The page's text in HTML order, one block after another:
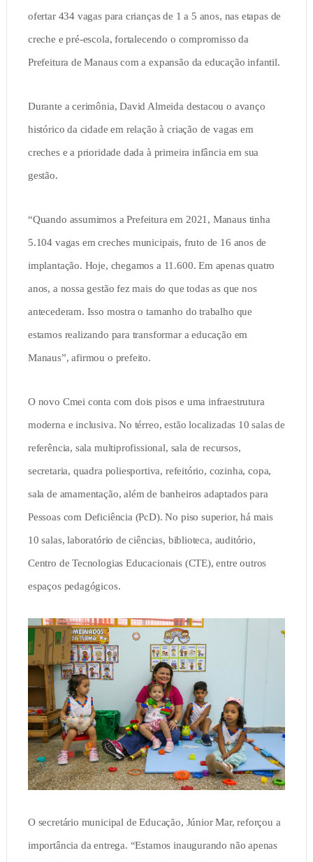
ofertar 434 vagas para crianças de 1 a 5 anos, nas etapas de
creche e pré-escola, fortalecendo o compromisso da
Prefeitura de Manaus com a expansão da educação infantil.
Durante a cerimônia, David Almeida destacou o avanço
histórico da cidade em relação à criação de vagas em
creches e a prioridade dada à primeira infância em sua
gestão.
“Quando assumimos a Prefeitura em 2021, Manaus tinha
5.104 vagas em creches municipais, fruto de 16 anos de
implantação. Hoje, chegamos a 11.600. Em apenas quatro
anos, a nossa gestão fez mais do que todas as que nos
antecederam. Isso mostra o tamanho do trabalho que
estamos realizando para transformar a educação em
Manaus”, afirmou o prefeito.
O novo Cmei conta com dois pisos e uma infraestrutura
moderna e inclusiva. No térreo, estão localizadas 10 salas de
referência, sala multiprofissional, sala de recursos,
secretaria, quadra poliesportiva, refeitório, cozinha, copa,
sala de amamentação, além de banheiros adaptados para
Pessoas com Deficiência (PcD). No piso superior, há mais
10 salas, laboratório de ciências, biblioteca, auditório,
Centro de Tecnologias Educacionais (CTE), entre outros
espaços pedagógicos.
O secretário municipal de Educação, Júnior Mar, reforçou a
importância da entrega. “Estamos inaugurando não apenas